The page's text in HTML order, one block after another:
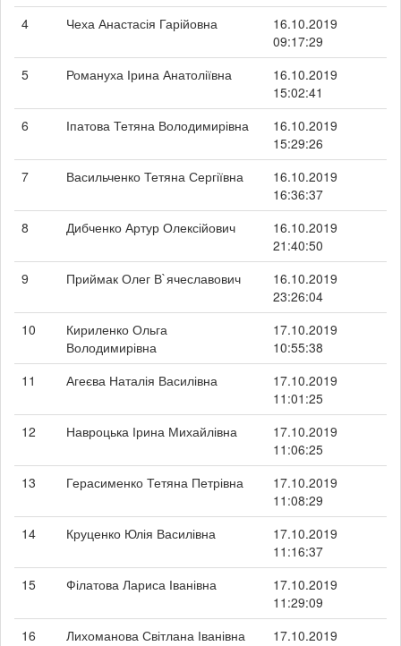
4
Чеха Анастасія Гарійовна
16.10.2019
09:17:29
5
Романуха Ірина Анатоліївна
16.10.2019
15:02:41
6
Іпатова Тетяна Володимирівна
16.10.2019
15:29:26
7
Васильченко Тетяна Сергіївна
16.10.2019
16:36:37
8
Дибченко Артур Олексійович
16.10.2019
21:40:50
9
Приймак Олег В`ячеславович
16.10.2019
23:26:04
10
Кириленко Ольга
Володимирівна
17.10.2019
10:55:38
11
Агеєва Наталія Василівна
17.10.2019
11:01:25
12
Навроцька Ірина Михайлівна
17.10.2019
11:06:25
13
Герасименко Тетяна Петрівна
17.10.2019
11:08:29
14
Круценко Юлія Василівна
17.10.2019
11:16:37
15
Філатова Лариса Іванівна
17.10.2019
11:29:09
16
Лихоманова Світлана Іванівна
17.10.2019